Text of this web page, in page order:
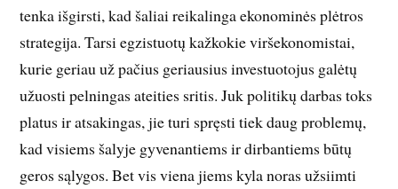
tenka išgirsti, kad šaliai reikalinga ekonominės plėtros
strategija. Tarsi egzistuotų kažkokie viršekonomistai,
kurie geriau už pačius geriausius investuotojus galėtų
užuosti pelningas ateities sritis. Juk politikų darbas toks
platus ir atsakingas, jie turi spręsti tiek daug problemų,
kad visiems šalyje gyvenantiems ir dirbantiems būtų
geros sąlygos. Bet vis viena jiems kyla noras užsiimti